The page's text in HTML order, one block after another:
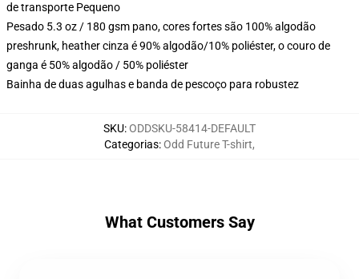
de transporte Pequeno
Pesado 5.3 oz / 180 gsm pano, cores fortes são 100% algodão
preshrunk, heather cinza é 90% algodão/10% poliéster, o couro de
ganga é 50% algodão / 50% poliéster
Bainha de duas agulhas e banda de pescoço para robustez
SKU:ODDSKU-58414-DEFAULT
Categorias:Odd Future T-shirt,
What Customers Say